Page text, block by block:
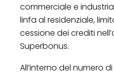
commerciale e
linfa al residenziale,
cessione dei crediti
Superbonus.
All’interno del numero